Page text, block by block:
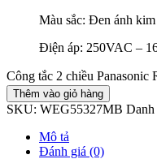
Màu sắc: Đen ánh kim
Điện áp: 250VAC –
Công tắc 2 chiều
Thêm vào giỏ hàng
SKU: WEG55327MB Danh
Mô tả
Đánh giá (0)